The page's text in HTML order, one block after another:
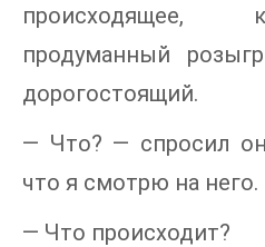
происходящее,
продуманный
дорогостоящий.
— Что? — спросил
что я смотрю на него.
— Что происходит?